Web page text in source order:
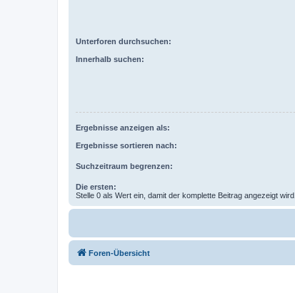
Unterforen durchsuchen:
Innerhalb suchen:
Ergebnisse anzeigen als:
Ergebnisse sortieren nach:
Suchzeitraum begrenzen:
Die ersten:
Stelle 0 als Wert ein, damit der komplette Beitrag angezeigt wird.
Foren-Übersicht